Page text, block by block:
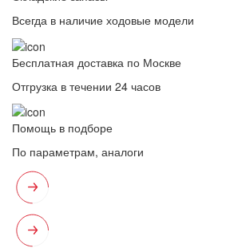
Всегда в наличие ходовые модели
Бесплатная доставка по Москве
Отгрузка в течении 24 часов
Помощь в подборе
По параметрам, аналоги